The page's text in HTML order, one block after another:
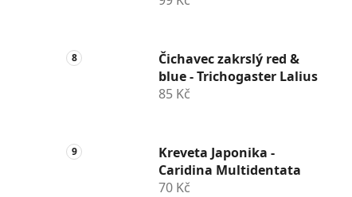
Čichavec zakrslý red &
blue - Trichogaster Lalius
85 Kč
Kreveta Japonika -
Caridina Multidentata
70 Kč